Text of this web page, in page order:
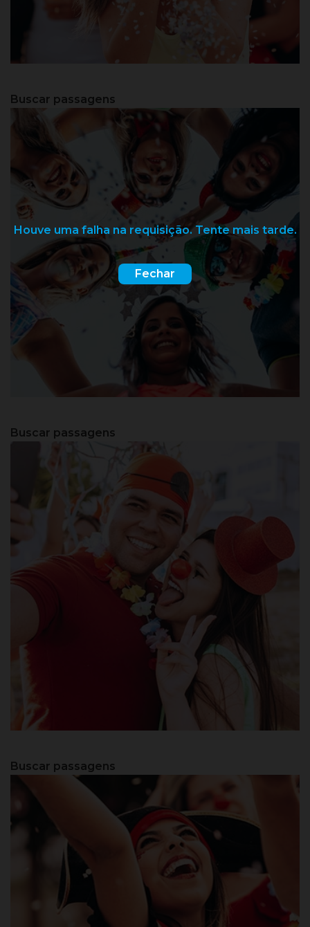
Buscar passagens
Buscar passagens
Buscar passagens
Houve uma falha na requisição. Tente mais tarde.
Fechar